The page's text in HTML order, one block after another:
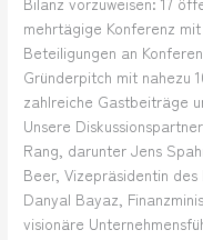
mehrtägige Konferenz
Beteiligungen an
Gründerpitch mit nahezu
zahlreiche Gastbeiträge
Unsere
Rang, darunter Jens
Beer, Vizepräsidentin
Danyal Bayaz,
visionäre